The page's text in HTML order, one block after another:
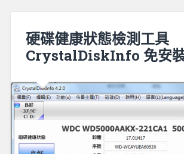
硬碟健康狀態檢測工具
CrystalDiskInfo 免安